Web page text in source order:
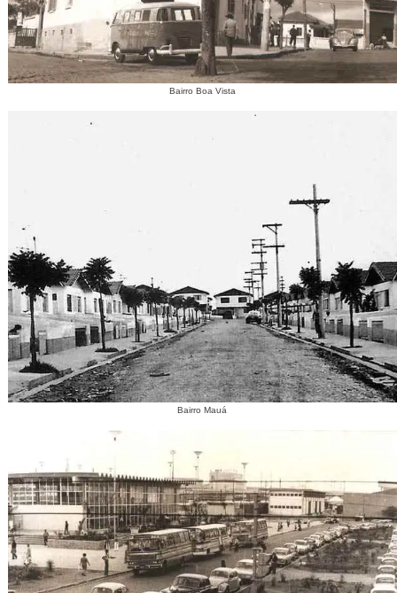
Bairro Boa Vista
Bairro Mauá